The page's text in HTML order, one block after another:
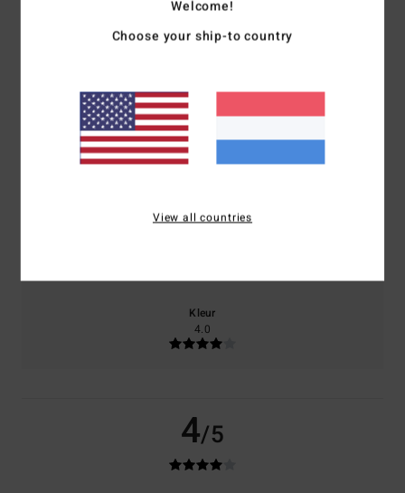
0% van onze klanten bevelen dit product aan
Comfort
Kleur
4.0
4/5
Welcome!
Choose your ship-to country
View all countries